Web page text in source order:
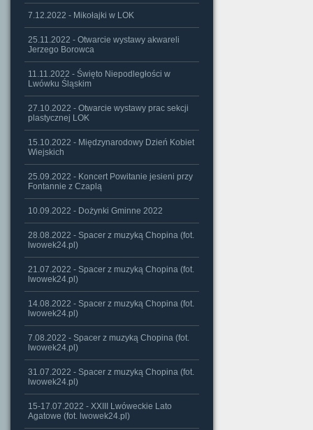
7.12.2022 - Mikołajki w LOK
25.11.2022 - Otwarcie wystawy akwareli
Jerzego Borowca
11.11.2022 - Święto Niepodległości w
Lwówku Śląskim
27.10.2022 - Otwarcie wystawy prac sekcji
plastycznej LOK
15.10.2022 - Międzynarodowy Dzień Kobiet
Wiejskich
25.09.2022 - Koncert Powitanie jesieni przy
Fontannie z Czaplą
10.09.2022 - Dożynki Gminne 2022
28.08.2022 - Spacer z muzyką Chopina (fot.
lwowek24.pl)
21.07.2022 - Spacer z muzyką Chopina (fot.
lwowek24.pl)
14.08.2022 - Spacer z muzyką Chopina (fot.
lwowek24.pl)
7.08.2022 - Spacer z muzyką Chopina (fot.
lwowek24.pl)
31.07.2022 - Spacer z muzyką Chopina (fot.
lwowek24.pl)
15-17.07.2022 - XXIII Lwóweckie Lato
Agatowe (fot. lwowek24.pl)